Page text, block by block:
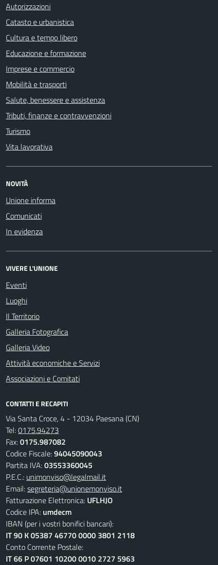
Autorizzazioni
Catasto e urbanistica
Cultura e tempo libero
Educazione e formazione
Imprese e commercio
Mobilità e trasporti
Salute, benessere e assistenza
Tributi, finanze e contravvenzioni
Turismo
Vita lavorativa
NOVITÀ
Unione informa
Comunicati
In evidenza
VIVERE L'UNIONE
Eventi
Luoghi
Il Territorio
Galleria Fotografica
Galleria Video
Attività economiche e Servizi
Associazioni e Comitati
CONTATTI E RECAPITI
Via Santa Croce, 4 - 12034 Paesana (CN)
Tel:0175.94273
Fax:0175.987082
Codice Fiscale:94045090043
Partita IVA:03553360045
P.E.C.: unimonviso@legalmail.it
Email:segreteria@unionemonviso.it
Fatturazione Elettronica: UFLHJO
Codice IPA: umdecm
IBAN (per i vostri bonifici bancari):
IT 90 K 05387 46770 0000 3801 2118
Conto Corrente Postale:
IT 66 P 07601 10200 0010 2727 5963